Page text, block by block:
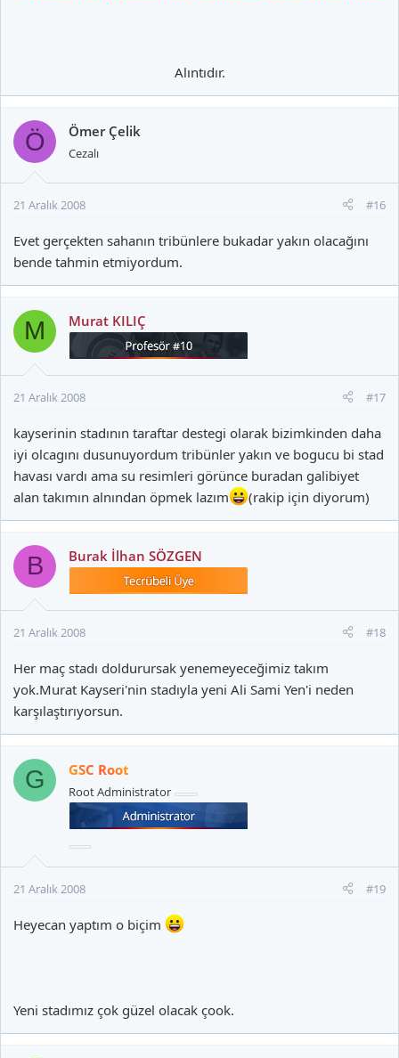
Alıntıdır.​
Ö Ömer Çelik
Cezalı
21 Aralık 2008 #16
Evet gerçekten sahanın tribünlere bukadar yakın olacağını
bende tahmin etmiyordum.
M Murat KILIÇ
21 Aralık 2008 #17
kayserinin stadının taraftar destegi olarak bizimkinden daha
iyi olcagını dusunuyordum tribünler yakın ve bogucu bi stad
havası vardı ama su resimleri görünce buradan galibiyet
alan takımın alnından öpmek lazım
(rakip için diyorum)
B Burak İlhan SÖZGEN
21 Aralık 2008 #18
Her maç stadı doldurursak yenemeyeceğimiz takım
yok.Murat Kayseri'nin stadıyla yeni Ali Sami Yen'i neden
karşılaştırıyorsun.
G GSC Root
Root Administrator
21 Aralık 2008 #19
Heyecan yaptım o biçim
Yeni stadımız çok güzel olacak çook.